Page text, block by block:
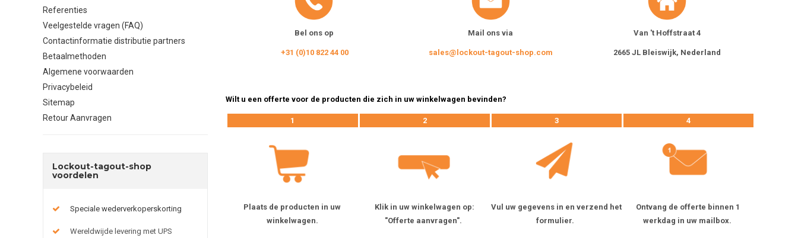
Referenties
Veelgestelde vragen (FAQ)
Contactinformatie distributie partners
Betaalmethoden
Algemene voorwaarden
Privacybeleid
Sitemap
Retour Aanvragen
Lockout-tagout-shop
voordelen
Speciale wederverkoperskorting
Wereldwijde levering met UPS
Bel ons op
+31 (0)10 822 44 00
Mail ons via
sales@lockout-tagout-shop.com
Van 't Hoffstraat 4
2665 JL Bleiswijk, Nederland
Wilt u een offerte voor de producten die zich in uw winkelwagen bevinden?
1 2 3 4
Plaats de producten in uw
winkelwagen.
Klik in uw winkelwagen op:
"Offerte aanvragen".
Vul uw gegevens in en verzend het
formulier.
Ontvang de offerte binnen 1
werkdag in uw mailbox.